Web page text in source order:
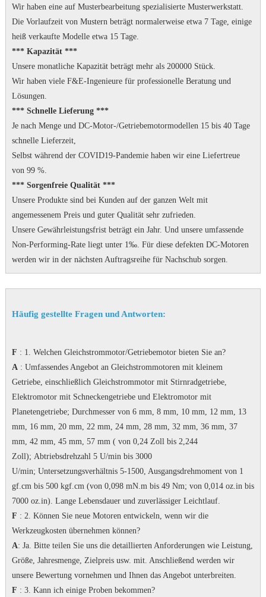
Wir haben eine auf Musterbearbeitung spezialisierte Musterwerkstatt.
Die Vorlaufzeit von Mustern beträgt normalerweise etwa 7 Tage, einige
heiß verkaufte Modelle etwa 15 Tage.
*** Kapazität ***
Unsere monatliche Kapazität beträgt mehr als 200000 Stück.
Wir haben viele F&E-Ingenieure für professionelle Beratung und
Lösungen.
*** Schnelle Lieferung ***
Je nach Menge und DC-Motor-/Getriebemotormodellen 15 bis 40 Tage
schnelle Lieferzeit,
Selbst während der COVID19-Pandemie haben wir eine Liefertreue
von 99 %.
*** Sorgenfreie Qualität ***
Unsere Produkte sind bei Kunden auf der ganzen Welt mit
angemessenem Preis und guter Qualität sehr zufrieden.
Unsere Gewährleistungsfrist beträgt ein Jahr. Und unsere umfassende
Non-Performing-Rate liegt unter 1‰. Für diese defekten DC-Motoren
werden wir in der nächsten Auftragsreihe für Nachschub sorgen.
Häufig gestellte Fragen und Antworten:
F : 1. Welchen Gleichstrommotor/Getriebemotor bieten Sie an?
A: Umfassendes Angebot an Gleichstrommotoren mit kleinem
Getriebe, einschließlich Gleichstrommotor mit Stirnradgetriebe,
Elektromotor mit Schneckengetriebe und Elektromotor mit
Planetengetriebe; Durchmesser von 6 mm, 8 mm, 10 mm, 12 mm, 13
mm, 16 mm, 20 mm, 22 mm, 24 mm, 28 mm, 32 mm, 36 mm, 37
mm, 42 mm, 45 mm, 57 mm ( von 0,24 Zoll bis 2,244
Zoll); Abtriebsdrehzahl 5 U/min bis 3000
U/min; Untersetzungsverhältnis 5-1500, Ausgangsdrehmoment von 1
gf.cm bis 500 kgf.cm (von 0,098 mN.m bis 49 Nm; von 0,014 oz.in bis
7000 oz.in). Lange Lebensdauer und zuverlässiger Leichtlauf.
F : 2. Können Sie neue Motoren entwickeln, wenn wir die
Werkzeugkosten übernehmen können?
A: Ja. Bitte teilen Sie uns die detaillierten Anforderungen wie Leistung,
Größe, Jahresmenge, Zielpreis usw. mit. Anschließend werden wir
unsere Bewertung vornehmen und Ihnen das Angebot unterbreiten.
F : 3. Kann ich einige Proben bekommen?